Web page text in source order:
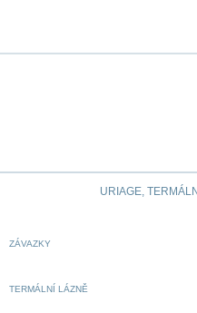
URIAGE,
ZÁVAZKY
TERMÁLNÍ LÁZNĚ